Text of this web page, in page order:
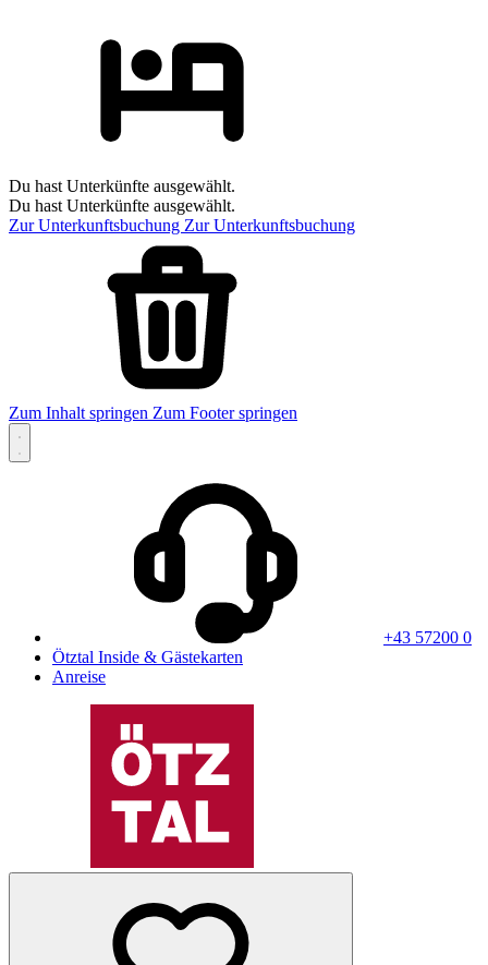
Du hast Unterkünfte ausgewählt.
Du hast Unterkünfte ausgewählt.
Zur Unterkunftsbuchung Zur Unterkunftsbuchung
Zum Inhalt springen Zum Footer springen
+43 57200 0
Ötztal Inside & Gästekarten
Anreise